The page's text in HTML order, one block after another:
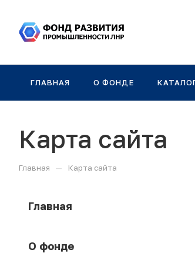
ГЛАВНАЯ О ФОНДЕ
Карта сайта
Главная — Карта сайта
Главная
О фонде